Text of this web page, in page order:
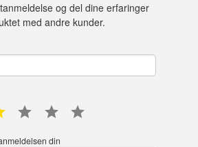
og del dine erfaringer
med andre kunder.
3 star 4 star 5 star
din